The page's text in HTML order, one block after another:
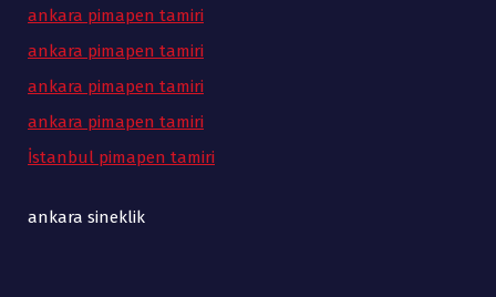
ankara pimapen tamiri
ankara pimapen tamiri
ankara pimapen tamiri
ankara pimapen tamiri
İstanbul pimapen tamiri
ankara sineklik